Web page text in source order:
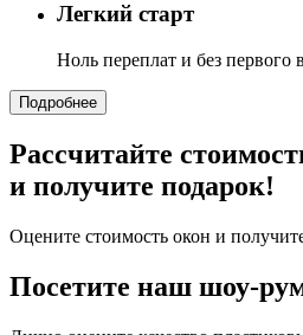
Легкий старт
Ноль переплат и без первого
Подробнее
Рассчитайте
и получите подарок!
Оцените стоимость окон и
Посетите наш шоу-